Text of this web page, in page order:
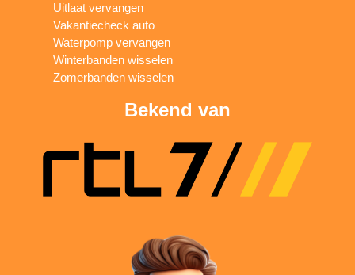
Uitlaat vervangen
Vakantiecheck auto
Waterpomp vervangen
Winterbanden wisselen
Zomerbanden wisselen
Bekend van